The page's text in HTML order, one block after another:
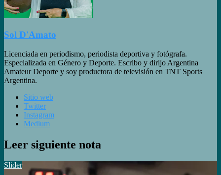
Sol D'Amato
Licenciada en periodismo, periodista deportiva y fotógrafa.
Especializada en Género y Deporte. Escribo y dirijo Argentina
Amateur Deporte y soy productora de televisión en TNT Sports
Argentina.
Sitio web
Twitter
Instagram
Medium
Leer siguiente nota
Slider